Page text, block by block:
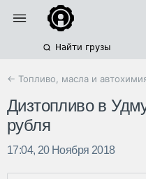
Найти грузы
← Топливо, масла и
Дизтопливо в
рубля
17:04, 20 Ноября 2018